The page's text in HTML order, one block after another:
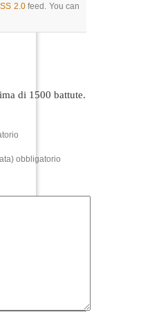
2.0feed. You can
di 1500 battute.
obbligatorio